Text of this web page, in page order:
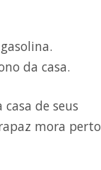
da casa.
de seus
mora perto